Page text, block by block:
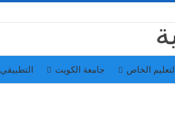
التعليم الخاص جامعة الكويت التطبيقي